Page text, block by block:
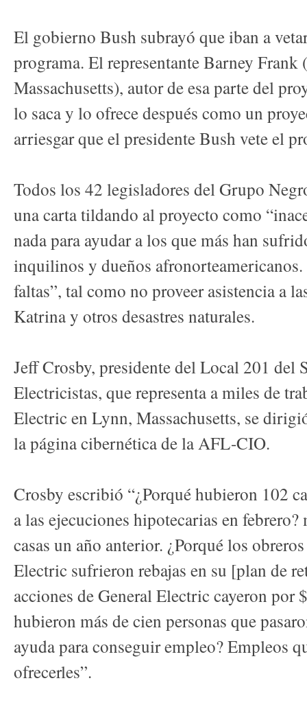
El gobierno Bush subrayó que iban a
programa. El representante Barney Frank
Massachusetts), autor de esa parte del
lo saca y lo ofrece después como un
arriesgar que el presidente Bush vete el
Todos los 42 legisladores del Grupo
una carta tildando al proyecto como
nada para ayudar a los que más han
inquilinos y dueños afronorteamericanos.
faltas”, tal como no proveer asistencia a
Katrina y otros desastres naturales.
Jeff Crosby, presidente del Local 201 del
Electricistas, que representa a miles de
Electric en Lynn, Massachusetts, se
la página cibernética de la AFL-CIO.
Crosby escribió “¿Porqué hubieron 102
a las ejecuciones hipotecarias en
casas un año anterior. ¿Porqué los
Electric sufrieron rebajas en su [plan de
acciones de General Electric cayeron por
hubieron más de cien personas que
ayuda para conseguir empleo? Empleos
ofrecerles”.